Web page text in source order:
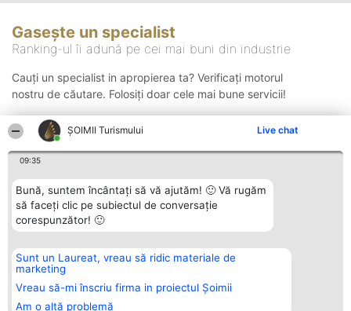
ȘOIMII Turismului Live chat
09:35
Bună, suntem încântați să vă ajutăm! 🙂 Vă rugăm
să faceți clic pe subiectul de conversație
corespunzător! 🙂
Sunt un Laureat, vreau să ridic materiale de
marketing
Vreau să-mi înscriu firma in proiectul Șoimii
Am o altă problemă
Gasește un specialist
Ranking-ul îi adună pe cei mai buni din industrie
Cauți un specialist in apropierea ta? Verificați motorul
nostru de căutare. Folosiți doar cele mai bune servicii!
Organizator Ranking
BRIGHT SOLUTIONS BR SRL
Aleea Timisul De Sus 2 Bl. A30
Sc. A Et. 4 Ap. 13 Cod 061952
București
Plebiscyt
Lista Tuturor
Laureaților
Contact